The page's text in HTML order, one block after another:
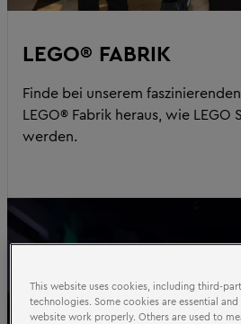
LEGO® FABRIK
Finde bei unserem
LEGO® Fabrik heraus, wie
werden.
This website uses cookies, including third-
technologies. Some cookies are essential
website work properly. Others are used to